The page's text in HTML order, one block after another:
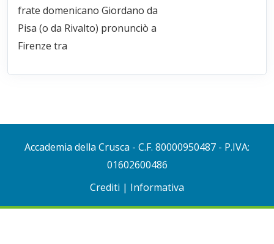
frate domenicano Giordano da
Pisa (o da Rivalto) pronunciò a
Firenze tra
Accademia della Crusca - C.F. 80000950487 - P.IVA:
01602600486
Crediti | Informativa